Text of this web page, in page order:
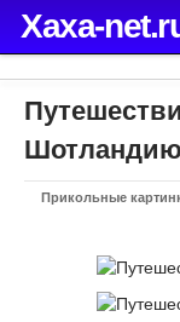
Xaxa-
Шотландию
Прикольные